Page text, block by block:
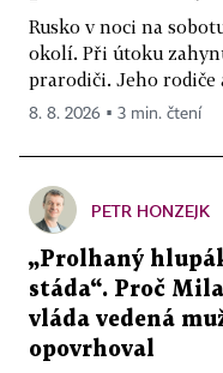
Rusko v noci na
okolí. Při útoku
prarodiči. Jeho rodiče
8. 8. 2026 ▪ 3 min. čtení
PETR HONZEJK
„Prolhaný
stáda“. Proč
vláda vedená
opovrhoval